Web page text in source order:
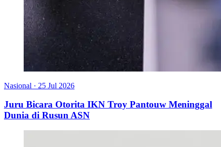
Nasional · 25 Jul 2026
Juru Bicara Otorita IKN Troy Pantouw Meninggal
Dunia di Rusun ASN